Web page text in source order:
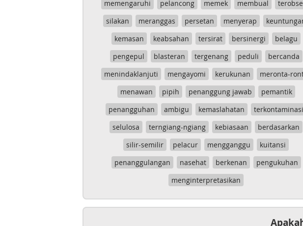
memengaruhi
pelancong memek membual
silakan
meranggas persetan menyerap
kemasan
keabsahan tersirat bersinergi
belagu
pengepul
blasteran tergenang peduli
bercanda
menindaklanjuti
mengayomi kerukunan
meronta-
menawan
pipih penanggung jawab
pemantik
penangguhan
ambigu kemaslahatan
terkontaminasi
selulosa
terngiang-ngiang kebiasaan
berdasarkan
silir-semilir
pelacur mengganggu
kuitansi
penanggulangan
nasehat berkenan
pengukuhan
menginterpretasikan